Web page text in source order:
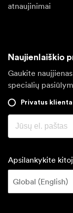
atnaujinimai
Naujienlaiškio
Gaukite
specialių
Privatus
Apsilankykite